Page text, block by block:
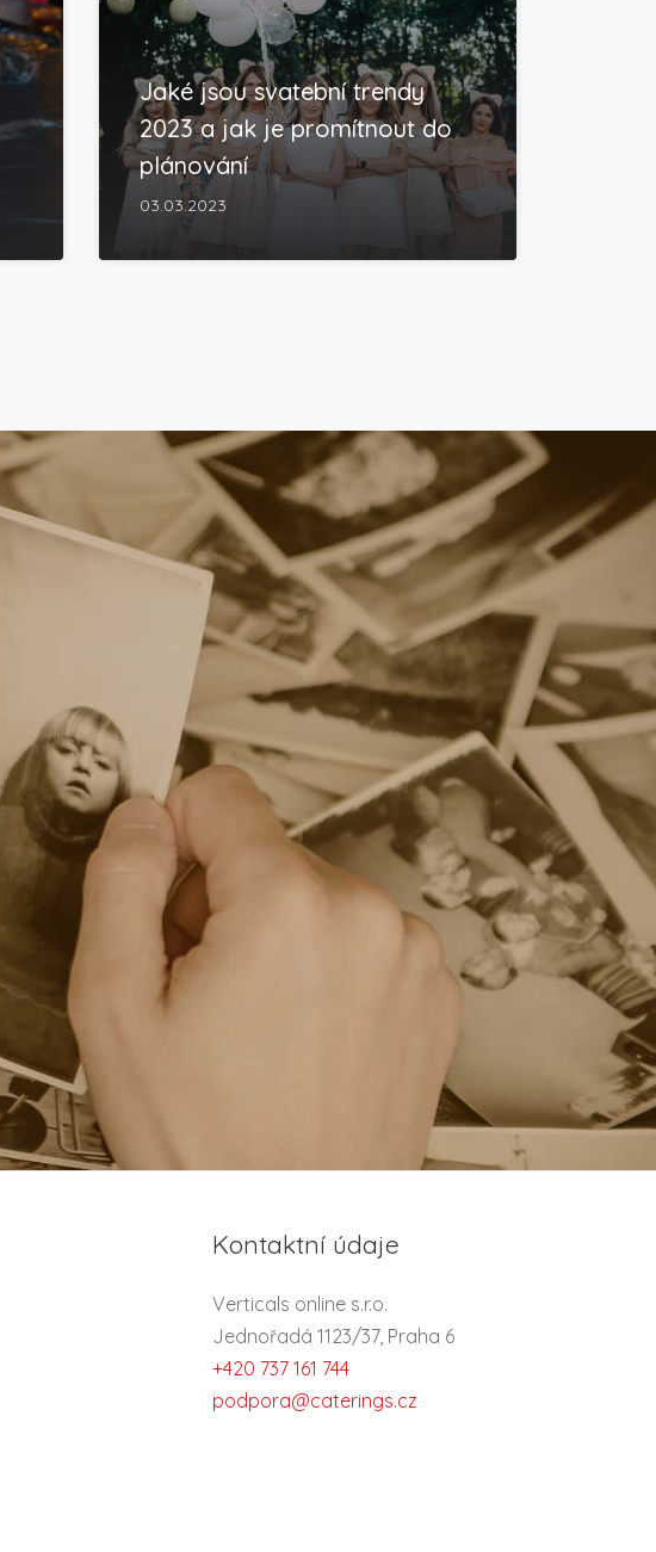
Jaké jsou svatební trendy
2023 a jak je promítnout do
plánování
03.03.2023
Kontaktní údaje
Verticals online s.r.o.
Jednořadá 1123/37, Praha 6
+420 737 161 744
podpora@caterings.cz